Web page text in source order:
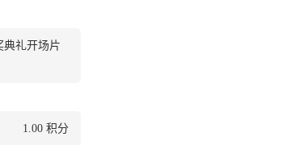
典礼开场片
1.00 积分